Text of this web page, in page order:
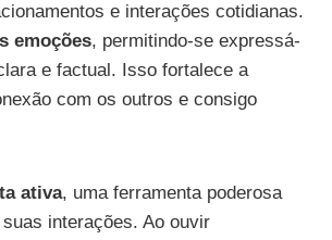
e interações cotidianas.
emoções, permitindo-se expressá-
e factual. Isso fortalece a
com os outros e consigo
ativa, uma ferramenta poderosa
interações. Ao ouvir